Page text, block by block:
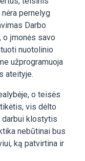
pernelyg
Darbo
o įmonės savo
nuotolinio
užprogramuoja
ateityje.
o teisės
vis dėlto
darbui klostytis
nebūtinai bus
ką patvirtina ir